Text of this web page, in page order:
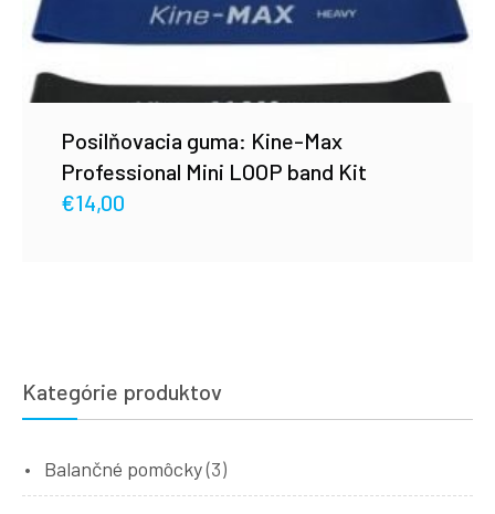
Posilňovacia guma: Kine-Max
Professional Mini LOOP band Kit
€14,00
Kategórie produktov
Balančné pomôcky(3)